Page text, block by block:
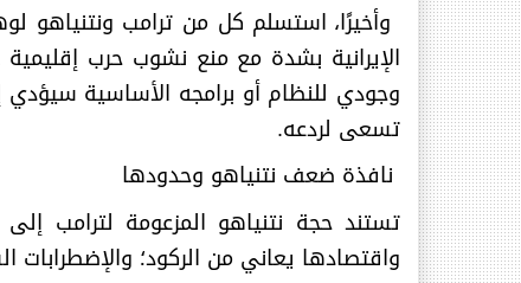
وأخيرًا، استسلم كل من ترامب ونتنياهو
الإيرانية بشدة مع منع نشوب حرب
وجودي للنظام أو برامجه الأساسية
تسعى لردعه.
نافذة ضعف نتنياهو وحدودها
تستند حجة نتنياهو المزعومة لترامب
واقتصادها يعاني من الركود؛